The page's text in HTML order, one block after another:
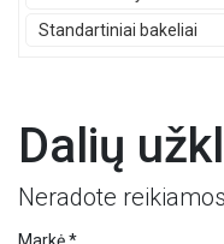
Standartiniai bakeliai
Dalių
Neradote